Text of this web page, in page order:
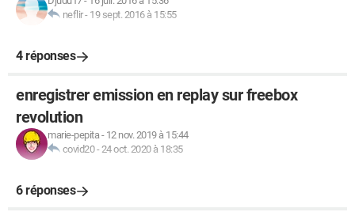
neflir- 19 sept. 2016 à 15:55
4 réponses
enregistrer emission en replay sur freebox
revolution
marie-pepita- 12 nov. 2019 à 15:44
covid20-24 oct. 2020 à 18:35
6 réponses